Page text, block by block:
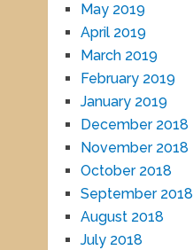
May 2019
April 2019
March 2019
February 2019
January 2019
December 2018
November 2018
October 2018
September 2018
August 2018
July 2018